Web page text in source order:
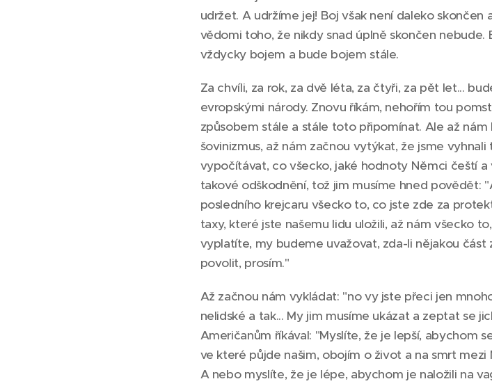
udržet. A udržíme jej! Boj však není daleko
vědomi toho, že nikdy snad úplně skončen
vždycky bojem a bude bojem stále.
Za chvíli, za rok, za dvě léta, za čtyři, za pět let...
evropskými národy. Znovu říkám, nehořím tou
způsobem stále a stále toto připomínat. Ale až
šovinizmus, až nám začnou vytýkat, že jsme
vypočítávat, co všecko, jaké hodnoty Němci čeští
takové odškodnění, tož jim musíme hned povědět:
posledního krejcaru všecko to, co jste zde za
taxy, které jste našemu lidu uložili, až nám všecko
vyplatíte, my budeme uvažovat, zda-li nějakou
povolit, prosím."
Až začnou nám vykládat: "no vy jste přeci jen
nelidské a tak... My jim musíme ukázat a zeptat se
Američanům říkával: "Myslíte, že je lepší, abychom
ve které půjde našim, obojím o život a na smrt mezi
A nebo myslíte, že je lépe, abychom je naložili na